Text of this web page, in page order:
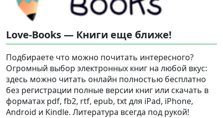
Love-Books — Книги еще ближе!
Подбираете что можно почитать интересного?
Огромный выбор электронных книг на любой вкус:
здесь можно читать онлайн полностью бесплатно
без регистрации полные версии книг или скачать в
форматах pdf, fb2, rtf, epub, txt для iPad, iPhone,
Android и Kindle. Литература всегда под рукой!